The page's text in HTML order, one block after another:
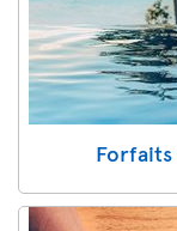
Forfaits